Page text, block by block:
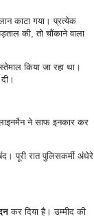
काटा गया। प्रत्येक
की, तो चौंकाने वाला
किया जा रहा था।
ने साफ इनकार कर
पूरी रात पुलिसकर्मी अंधेरे
कर दिया है। उम्मीद की